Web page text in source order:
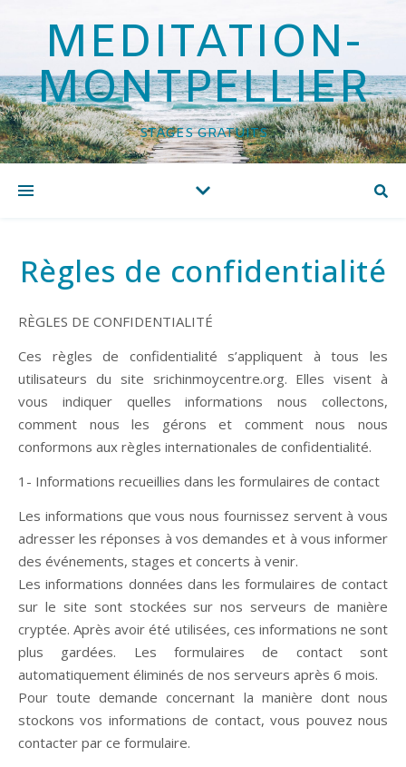
MEDITATION-
MONTPELLIER
STAGES GRATUITS
Règles de confidentialité
RÈGLES DE CONFIDENTIALITÉ
Ces règles de confidentialité s’appliquent à tous les
utilisateurs du site srichinmoycentre.org. Elles visent à
vous indiquer quelles informations nous collectons,
comment nous les gérons et comment nous nous
conformons aux règles internationales de confidentialité.
1- Informations recueillies dans les formulaires de contact
Les informations que vous nous fournissez servent à vous
adresser les réponses à vos demandes et à vous informer
des événements, stages et concerts à venir.
Les informations données dans les formulaires de contact
sur le site sont stockées sur nos serveurs de manière
cryptée. Après avoir été utilisées, ces informations ne sont
plus gardées. Les formulaires de contact sont
automatiquement éliminés de nos serveurs après 6 mois.
Pour toute demande concernant la manière dont nous
stockons vos informations de contact, vous pouvez nous
contacter par ce formulaire.